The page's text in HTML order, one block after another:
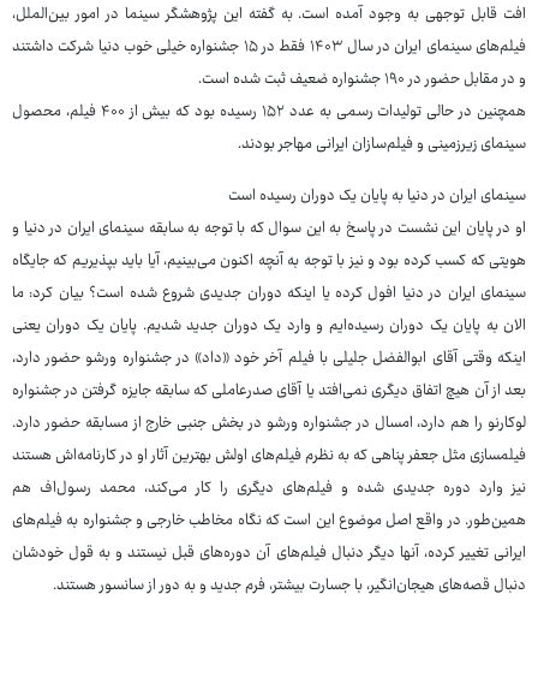
افت قابل توجهی به وجود آمده است. به گفته این پژوهشگر سینما در امور بین‌الملل،
فیلم‌های سینمای ایران در سال ۱۴۰۳ فقط در ۱۵ جشنواره خیلی خوب دنیا شرکت داشتند
و در مقابل حضور در ۱۹۰ جشنواره ضعیف ثبت شده است.
همچنین در حالی تولیدات رسمی به عدد ۱۵۲ رسیده بود که بیش از ۴۰۰ فیلم، محصول
سینمای زیرزمینی و فیلم‌سازان ایرانی مهاجر بودند.
سینمای ایران در دنیا به پایان یک دوران رسیده است
او در پایان این نشست در پاسخ به این سوال که با توجه به سابقه سینمای ایران در دنیا و
هویتی که کسب کرده بود و نیز با توجه به آنچه اکنون می‌بینیم، آیا باید بپذیریم که جایگاه
سینمای ایران در دنیا افول کرده یا اینکه دوران جدیدی شروع شده است؟ بیان کرد: ما
الان به پایان یک دوران رسیده‌ایم و وارد یک دوران جدید شدیم. پایان یک دوران یعنی
اینکه وقتی آقای ابوالفضل جلیلی با فیلم آخر خود «داد» در جشنواره ورشو حضور دارد،
بعد از آن هیچ اتفاق دیگری نمی‌افتد یا آقای صدرعاملی که سابقه جایزه گرفتن در جشنواره
لوکارنو را هم دارد، امسال در جشنواره ورشو در بخش جنبی خارج از مسابقه حضور دارد.
فیلمسازی مثل جعفر پناهی که به نظرم فیلم‌های اولش بهترین آثار او در کارنامه‌اش هستند
نیز وارد دوره جدیدی شده و فیلم‌های دیگری را کار می‌کند، محمد رسول‌اف هم
همین‌طور. در واقع اصل موضوع این است که نگاه مخاطب خارجی و جشنواره به فیلم‌های
ایرانی تغییر کرده، آنها دیگر دنبال فیلم‌های آن دوره‌های قبل نیستند و به قول خودشان
دنبال قصه‌های هیجان‌انگیر، با جسارت بیشتر، فرم جدید و به دور از سانسور هستند.